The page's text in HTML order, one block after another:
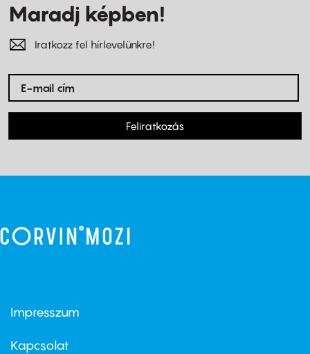
Maradj képben!
Iratkozz fel hírlevelünkre!
Feliratkozás
Footer
first
Impresszum
Kapcsolat